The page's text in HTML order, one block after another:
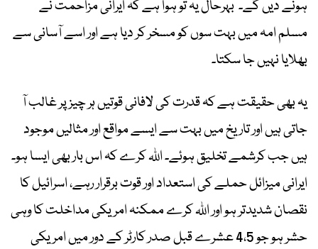
ہونے دیں گے۔ بہرحال یہ تو ہوا ہے کہ ایرانی مزاحمت نے
مسلم امہ میں بہت سوں کو مسخر کر دیا ہے اور اسے آسانی سے
بھلایا نہیں جا سکتا۔
یہ بھی حقیقت ہے کہ قدرت کی لافانی قوتیں ہر چیز پر غالب آ
جاتی ہیں اور تاریخ میں بہت سے ایسے مواقع اور مثالیں موجود
ہیں جب کرشمے تخلیق ہوئے۔ اللہ کرے کہ اس بار بھی ایسا ہو۔
ایرانی میزائل حملے کی استعداد اور قوت برقرار رہے، اسرائیل کا
نقصان شدیدتر ہو اور اللہ کرے ممکنہ امریکی مداخلت کا وہی
حشر ہو جو 4،5 عشرے قبل صدر کارٹر کے دور میں امریکی